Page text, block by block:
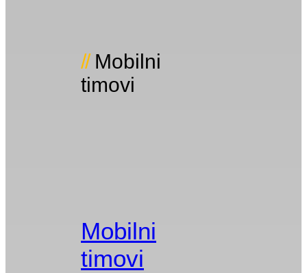
Mobilni
timovi
Mobilni
timovi